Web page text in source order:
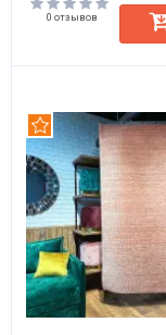
0 отзывов
Рекомендуем